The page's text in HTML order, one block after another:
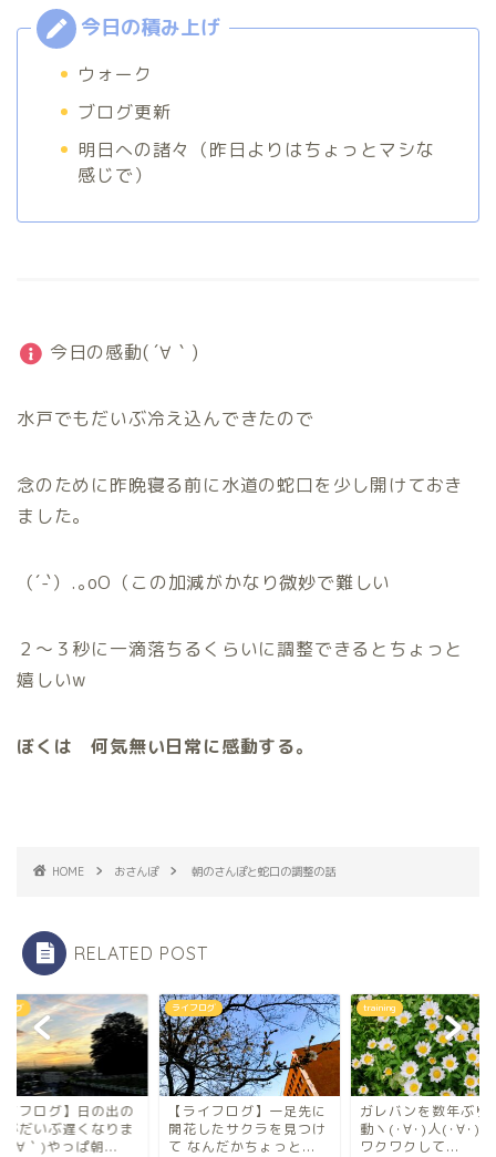
ウォーク
ブログ更新
明日への諸々（昨日よりはちょっとマシな
感じで）
今日の感動( ´∀｀)
水戸でもだいぶ冷え込んできたので
念のために昨晩寝る前に水道の蛇口を少し開けておき
ました。
（´-`）.｡oO（この加減がかなり微妙で難しい
２〜３秒に一滴落ちるくらいに調整できるとちょっと
嬉しいw
ぼくは 何気無い日常に感動する。
HOME おさんぽ 朝のさんぽと蛇口の調整の話
RELATED POST
ログ
イフログ】日の出の
がだいぶ遅くなりま
(´∀｀)やっぱ朝...
ライフログ
【ライフログ】一足先に
開花したサクラを見つけ
て なんだかちょっと...
training
ガレバンを数年ぶり
動ヽ(･∀･)人(･∀･)ﾉ
ワクワクして...